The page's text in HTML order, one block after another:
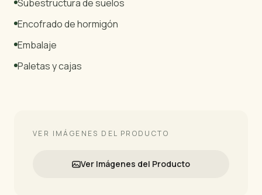
Subestructura de suelos
Encofrado de hormigón
Embalaje
Paletas y cajas
VER IMÁGENES DEL PRODUCTO
Ver Imágenes del Producto